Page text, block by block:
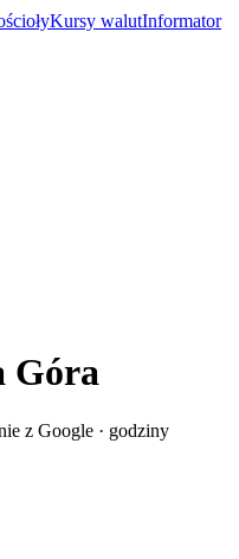
Kursy walutInformator
Góra
z Google · godziny